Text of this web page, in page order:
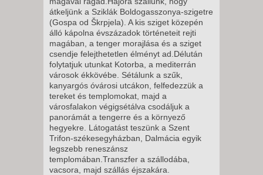
átkeljünk a Sziklák Boldogasszonya-szigetre
(Gospa od Škrpjela). A kis sziget közepén
álló kápolna évszázadok történeteit rejti
magában, a tenger morajlása és a sziget
csendje felejthetetlen élményt ad.Délután
folytatjuk utunkat Kotorba, a mediterrán
városok ékkövébe. Sétálunk a szűk,
kanyargós óvárosi utcákon, felfedezzük a
tereket és templomokat, majd a
városfalakon végigsétálva csodáljuk a
panorámát a tengerre és a környező
hegyekre. Látogatást teszünk a Szent
Trifon-székesegyházban, Dalmácia egyik
legszebb reneszánsz
templomában.Transzfer a szállodába,
vacsora, majd szállás éjszakára.